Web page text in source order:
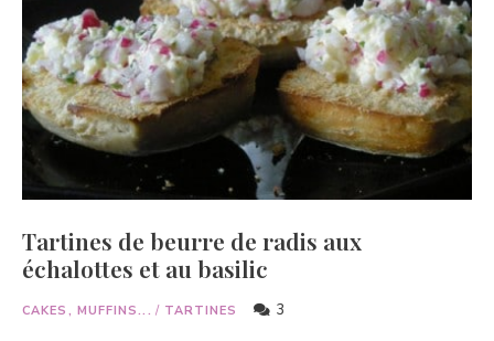
Tartines de beurre de radis aux
échalottes et au basilic
CAKES, MUFFINS... / TARTINES 3